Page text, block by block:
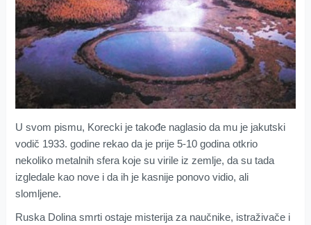
U svom pismu, Korecki je takođe naglasio da mu je jakutski
vodič 1933. godine rekao da je prije 5-10 godina otkrio
nekoliko metalnih sfera koje su virile iz zemlje, da su tada
izgledale kao nove i da ih je kasnije ponovo vidio, ali
slomljene.
Ruska Dolina smrti ostaje misterija za naučnike, istraživače i